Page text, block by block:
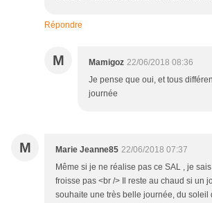
Répondre
M Mamigoz 22/06/2018 08:36
Je pense que oui, et tous
journée
M Marie Jeanne85 22/06/2018 07:37
Même si je ne réalise pas ce SAL , je
froisse pas <br /> Il reste au chaud si un
souhaite une très belle journée, du soleil